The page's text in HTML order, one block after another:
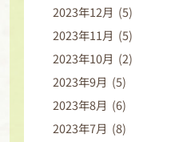
2023年12月 (5)
2023年11月 (5)
2023年10月 (2)
2023年9月 (5)
2023年8月 (6)
2023年7月 (8)